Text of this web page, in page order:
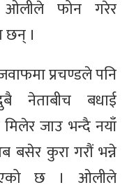
ओलीले फोन गरेर
छन् ।
प्रचण्डले पनि
नेताबीच बधाई
जाउ भन्दै नयाँ
बसेर कुरा गरौं भन्ने
छ । ओलीले